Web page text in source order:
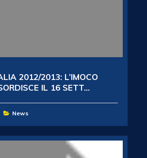
2012/2013: L’IMOCO
IL 16 SETT...
News